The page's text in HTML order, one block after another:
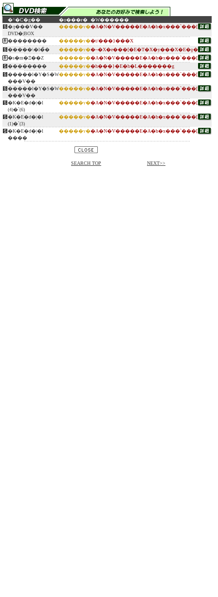
�^�C�g�� �o���ғ� �W������
�ԓ���V��
DVD�|BOX
�����ʏ��A�N�V�����E�A�h�x���`���[
�������� �����ʏ��t/���}���X
�����\�l�̏�
�����ʏ��~�X�e���[�E�T�X�y���X�E�ƍ�
�s�m�Ξ��Z
�����ʏ��A�N�V�����E�A�h�x���`���[
��������
�����ʏ��h���}�E�h�L�������g
�����l�Y�S�W
���V��
�����ʏ��A�N�V�����E�A�h�x���`���[
�����l�Y�S�W
���V��
�����ʏ��A�N�V�����E�A�h�x���`���[
�K�E�d�|�l
(4)�`(6)
�����ʏ��A�N�V�����E�A�h�x���`���[
�K�E�d�|�l
(1)�`(3)
�����ʏ��A�N�V�����E�A�h�x���`���[
�K�E�d�|�l
����
�����ʏ��A�N�V�����E�A�h�x���`���[
SEARCH TOP NEXT>>